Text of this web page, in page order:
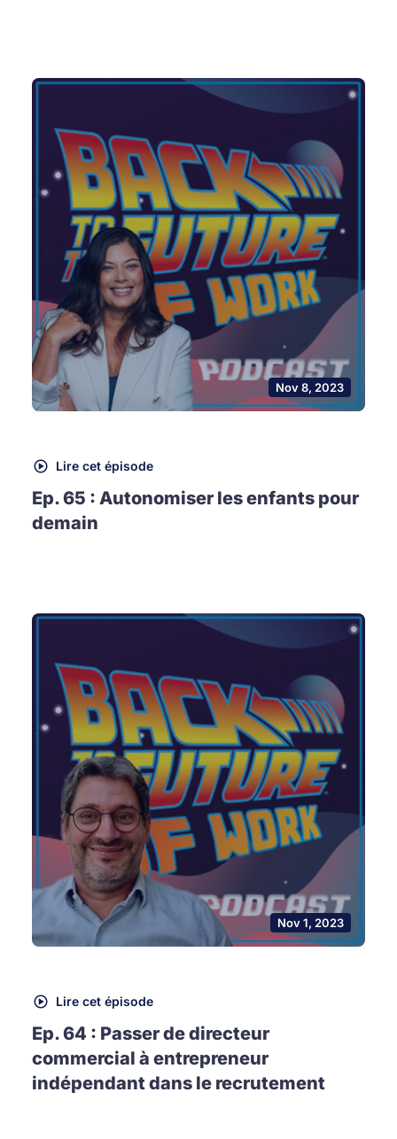
Nov 8, 2023
Lire cet épisode
Ep. 65 : Autonomiser les enfants pour
demain
Nov 1, 2023
Lire cet épisode
Ep. 64 : Passer de directeur
commercial à entrepreneur
indépendant dans le recrutement